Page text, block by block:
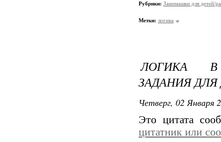
Рубрики: Занимашки для детей/
Метки: логика
ЛОГИКА В
ЗАДАНИЯ ДЛЯ
Четверг, 02 Января
Это цитата
цитатник или